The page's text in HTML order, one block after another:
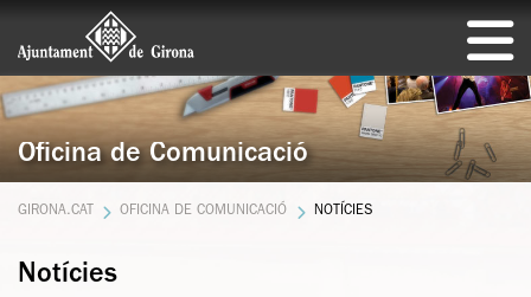
Oficina de Comunicació
GIRONA.CAT OFICINA DE COMUNICACIÓ NOTÍCIES
Notícies